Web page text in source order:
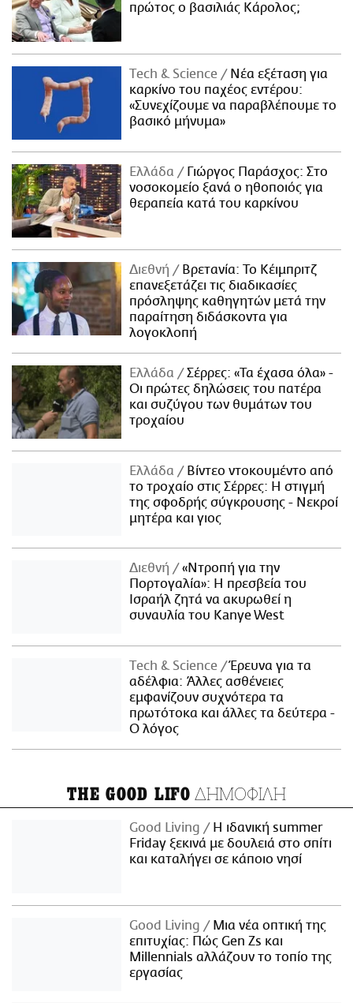
πρώτος ο βασιλιάς Κάρολος;
Τech & Science
Νέα εξέταση για
καρκίνο του παχέος εντέρου:
«Συνεχίζουμε να παραβλέπουμε το
βασικό μήνυμα»
Ελλάδα
Γιώργος Παράσχος: Στο
νοσοκομείο ξανά ο ηθοποιός για
θεραπεία κατά του καρκίνου
Διεθνή
Βρετανία: Το Κέιμπριτζ
επανεξετάζει τις διαδικασίες
πρόσληψης καθηγητών μετά την
παραίτηση διδάσκοντα για
λογοκλοπή
Ελλάδα
Σέρρες: «Τα έχασα όλα» -
Οι πρώτες δηλώσεις του πατέρα
και συζύγου των θυμάτων του
τροχαίου
Ελλάδα
Βίντεο ντοκουμέντο από
το τροχαίο στις Σέρρες: Η στιγμή
της σφοδρής σύγκρουσης - Νεκροί
μητέρα και γιος
Διεθνή
«Ντροπή για την
Πορτογαλία»: Η πρεσβεία του
Ισραήλ ζητά να ακυρωθεί η
συναυλία του Kanye West
Τech & Science
Έρευνα για τα
αδέλφια: Άλλες ασθένειες
εμφανίζουν συχνότερα τα
πρωτότοκα και άλλες τα δεύτερα -
Ο λόγος
THE GOOD LIFO ΔΗΜΟΦΙΛΗ
Good Living
Η ιδανική summer
Friday ξεκινά με δουλειά στο σπίτι
και καταλήγει σε κάποιο νησί
Good Living
Μια νέα οπτική της
επιτυχίας: Πώς Gen Zs και
Millennials αλλάζουν το τοπίο της
εργασίας